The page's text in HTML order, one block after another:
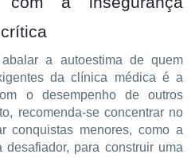
a autoestima de quem
da clínica médica é a
o desempenho de outros
recomenda-se concentrar no
conquistas menores, como a
para construir uma